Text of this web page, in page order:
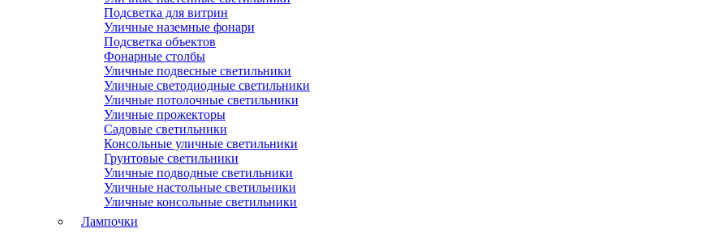
Подсветка для витрин
Уличные наземные фонари
Подсветка объектов
Фонарные столбы
Уличные подвесные светильники
Уличные светодиодные светильники
Уличные потолочные светильники
Уличные прожекторы
Садовые светильники
Консольные уличные светильники
Грунтовые светильники
Уличные подводные светильники
Уличные настольные светильники
Уличные консольные светильники
Лампочки